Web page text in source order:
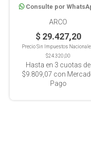
Consulte por
ARCO
$ 29.427,20
Precio Sin Impuestos
$24.320,00
Hasta en 3 cuotas de
$9.809,07 con
Pago